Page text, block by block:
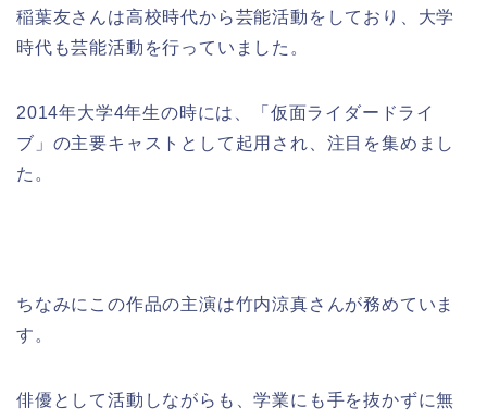
稲葉友さんは高校時代から芸能活動をしており、大学
時代も芸能活動を行っていました。
2014年大学4年生の時には、「仮面ライダードライ
ブ」の主要キャストとして起用され、注目を集めまし
た。
ちなみにこの作品の主演は竹内涼真さんが務めていま
す。
俳優として活動しながらも、学業にも手を抜かずに無